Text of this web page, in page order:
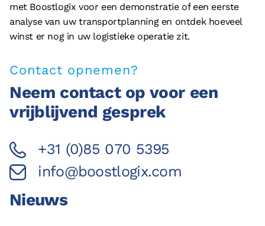
met Boostlogix voor een demonstratie of een eerste
analyse van uw transportplanning en ontdek hoeveel
winst er nog in uw logistieke operatie zit.
Contact opnemen?
Neem contact op voor een
vrijblijvend gesprek
+31 (0)85 070 5395
info@boostlogix.com
Nieuws